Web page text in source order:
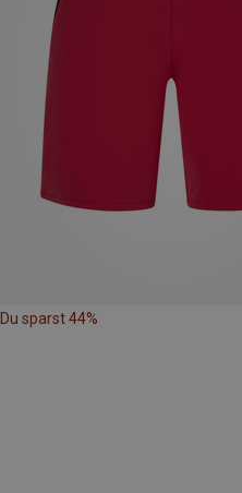
Du sparst 44%